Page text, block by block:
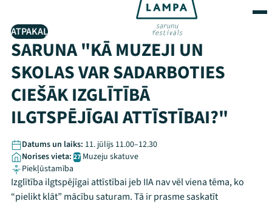
ATPAKAĻ
SARUNA "KĀ MUZEJI UN
SKOLAS VAR SADARBOTIES
CIEŠĀK IZGLĪTĪBĀ
ILGTSPĒJĪGAI ATTĪSTĪBAI?"
Datums un laiks: 11. jūlijs 11.00–12.30
Norises vieta: 27 Muzeju skatuve
Piekļūstamība
Izglītība ilgtspējīgai attīstībai jeb IIA nav vēl viena tēma, ko
“pielikt klāt” mācību saturam. Tā ir prasme saskatīt